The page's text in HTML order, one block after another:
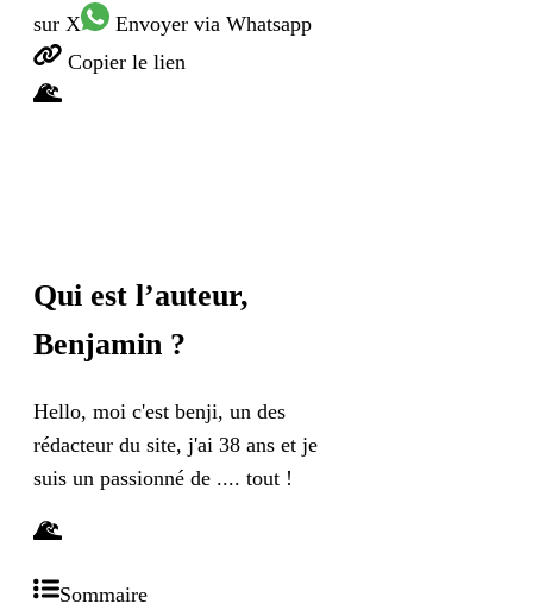
sur X
Envoyer via Whatsapp
Copier le lien
Qui est l’auteur,
Benjamin ?
Hello, moi c'est benji, un des
rédacteur du site, j'ai 38 ans et je
suis un passionné de .... tout !
Sommaire